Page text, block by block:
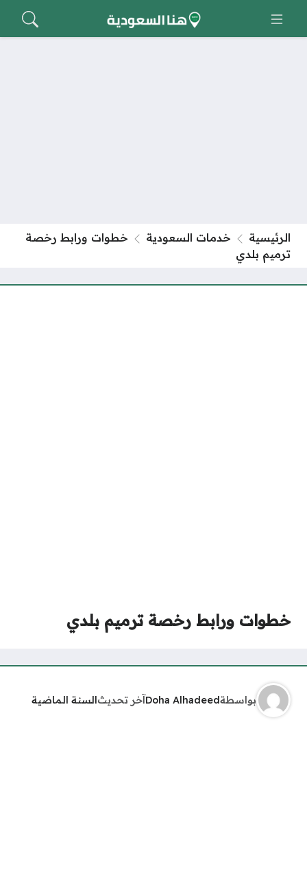
الرئيسية خدمات السعودية
خطوات ورابط رخصة
ترميم بلدي
خطوات ورابط رخصة ترميم بلدي
بواسطةDoha Alhadeedآخر تحديثالسنة الماضية